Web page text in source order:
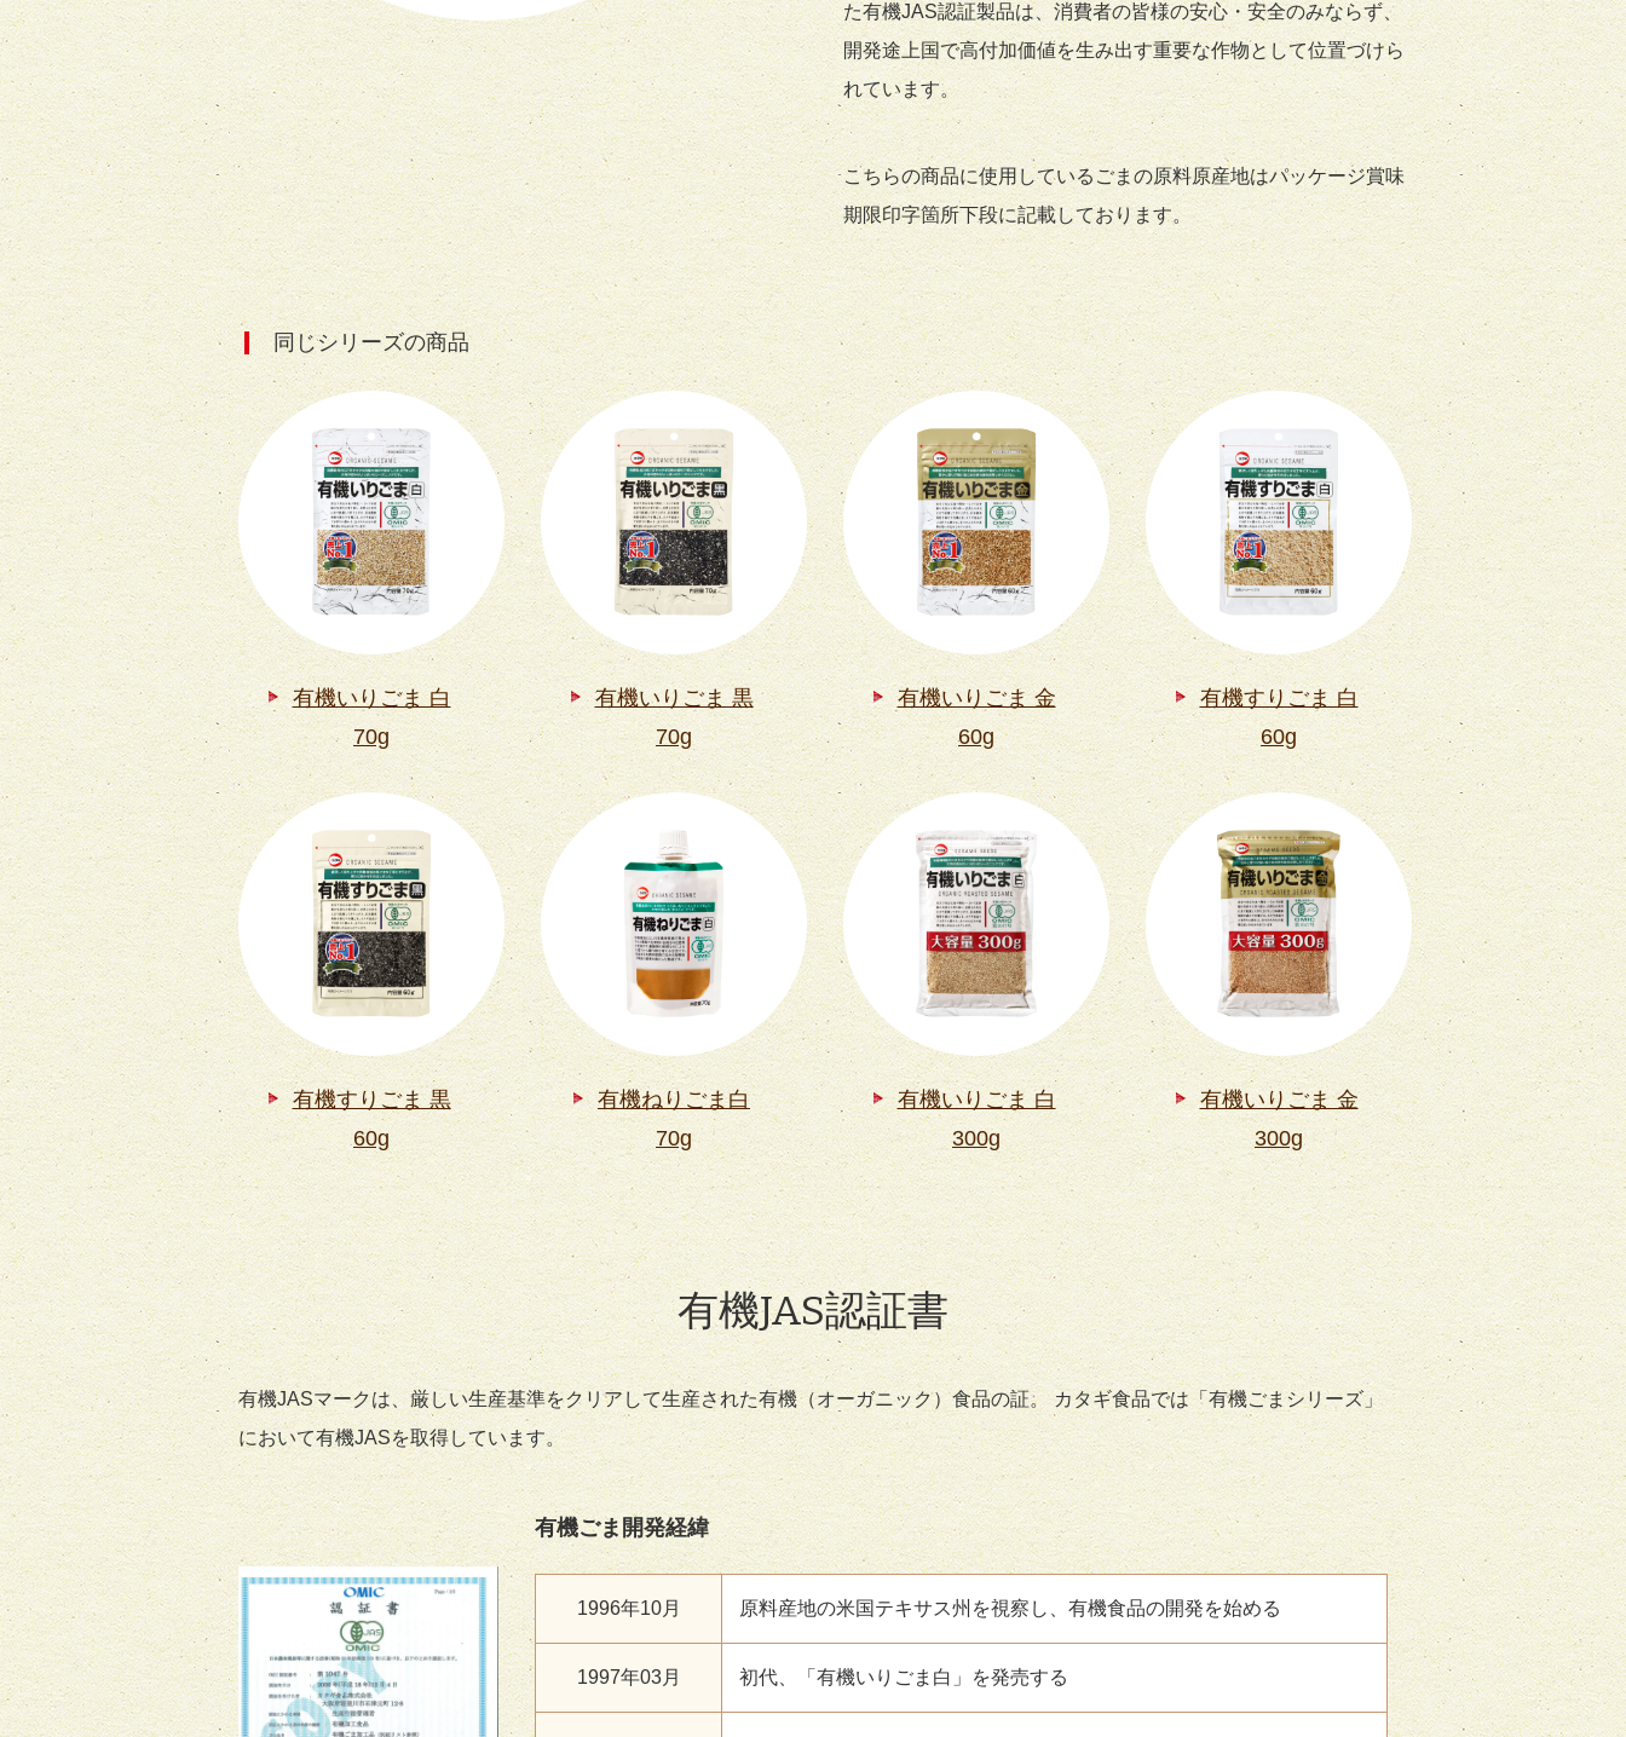
た有機JAS認証製品は、消費者の皆様の安心・安全のみならず、
開発途上国で高付加価値を生み出す重要な作物として位置づけら
れています。
こちらの商品に使用しているごまの原料原産地はパッケージ賞味
期限印字箇所下段に記載しております。
同じシリーズの商品
有機いりごま 白
70g
有機いりごま 黒
70g
有機いりごま 金
60g
有機すりごま 白
60g
有機すりごま 黒
60g
有機ねりごま白
70g
有機いりごま 白
300g
有機いりごま 金
300g
有機JAS認証書
有機JASマークは、厳しい生産基準をクリアして生産された有機（オーガニック）食品の証。 カタギ食品では「有機ごまシリーズ」
において有機JASを取得しています。
有機ごま開発経緯
1996年10月 原料産地の米国テキサス州を視察し、有機食品の開発を始める
1997年03月 初代、「有機いりごま白」を発売する